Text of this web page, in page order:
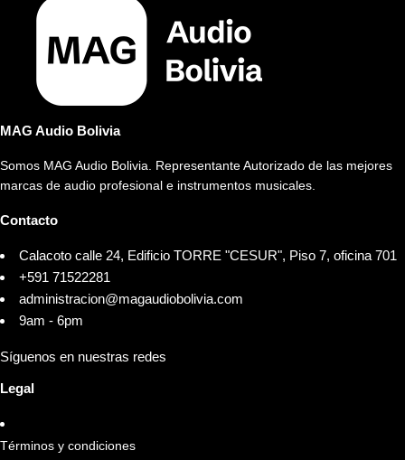
MAG Audio Bolivia
Somos MAG Audio Bolivia. Representante Autorizado de las mejores
marcas de audio profesional e instrumentos musicales.
Contacto
Calacoto calle 24, Edificio TORRE "CESUR", Piso 7, oficina 701
+591 71522281
administracion@magaudiobolivia.com
9am - 6pm
Síguenos en nuestras redes
Legal
Términos y condiciones